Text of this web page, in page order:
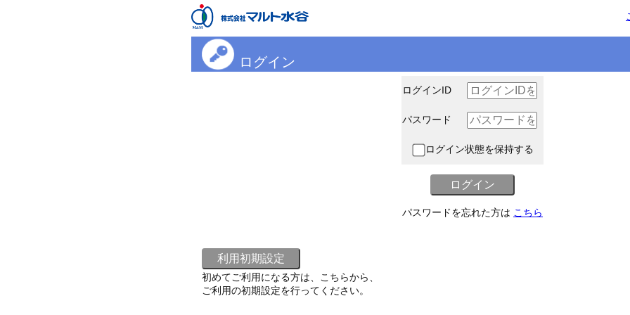
ログイン
ログインID
パスワード
ログイン状態を保持する
パスワードを忘れた方は こちら
初めてご利用になる方は、こちらから、
ご利用の初期設定を行ってください。